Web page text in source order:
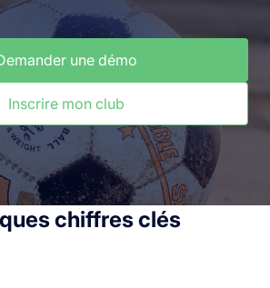
une démo
Inscrire mon club
chiffres clés